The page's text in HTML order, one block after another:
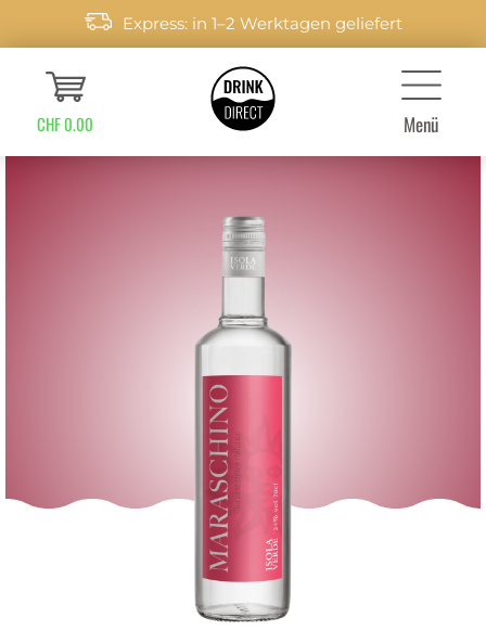
Express: in 1–2 Werktagen geliefert
CHF 0.00 Menü